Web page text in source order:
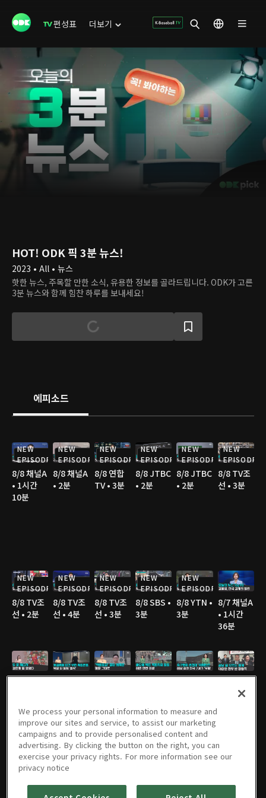
편성표 더보기
HOT! ODK 픽 3분 뉴스!
2023 • All • 뉴스
핫한 뉴스, 주목할 만한 소식, 유용한 정보를 골라드립니다. ODK가 고른
3분 뉴스와 함께 힘찬 하루를 보내세요!
에피소드
NEW
EPISODE
8/8 채널A
• 1시간
10분
NEW
EPISODE
8/8 채널A
• 2분
NEW
EPISODE
8/8 연합
TV • 3분
NEW
EPISODE
8/8 JTBC
• 2분
NEW
EPISODE
8/8 JTBC
• 2분
NEW
EPISODE
8/8 TV조
선 • 3분
NEW
EPISODE
8/8 TV조
선 • 2분
NEW
EPISODE
8/8 TV조
선 • 4분
NEW
EPISODE
8/8 TV조
선 • 3분
NEW
EPISODE
8/8 SBS •
3분
NEW
EPISODE
8/8 YTN •
3분
8/7 채널A
• 1시간
36분
선 • 3분
8/7 TV조
선 • 3분
8/7 YTN •
2분
8/7 MBC
• 3분
8/6 채널A
• 1시간
8/6 JTBC
• 2분
8/6 채널A
• 1분
We process your personal information to measure and
improve our sites and service, to assist our marketing
campaigns and to provide personalised content and
advertising. By clicking the button on the right, you can
exercise your privacy rights. For more information see our
privacy notice